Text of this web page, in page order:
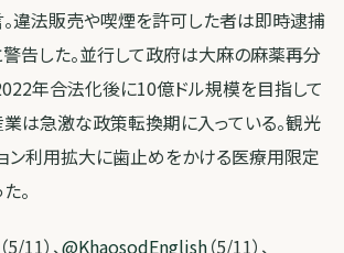
違法販売や喫煙を許可した者は即時逮捕
告した。並行して政府は大麻の麻薬再分
年合法化後に10億ドル規模を目指して
は急激な政策転換期に入っている。観光
ン利用拡大に歯止めをかける医療用限定
。
（5/11）、@KhaosodEnglish（5/11）、